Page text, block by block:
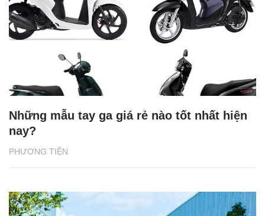
PHƯƠNG TIỆN
Những mẫu tay ga giá rẻ nào tốt nhất hiện
nay?